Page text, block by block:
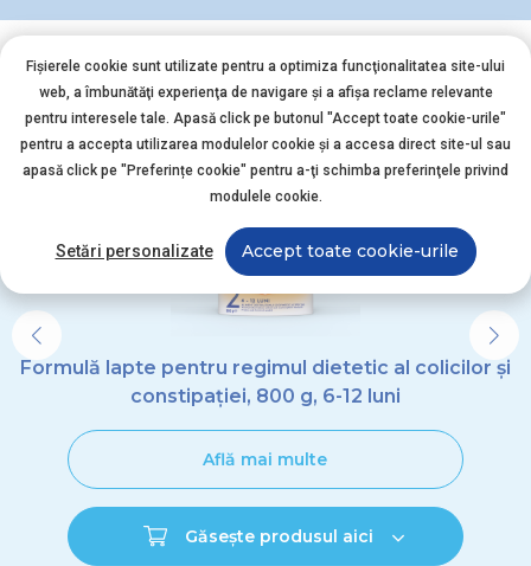
VEZI TOATE PRODUSELE APTAMIL
Formulă lapte pentru regimul dietetic al colicilor și
constipației, 800 g, 6-12 luni
Află mai multe
Găsește produsul aici
Fișierele cookie sunt utilizate pentru a optimiza funcţionalitatea site-ului
web, a îmbunătăţi experienţa de navigare şi a afişa reclame relevante
pentru interesele tale. Apasă click pe butonul "Accept toate cookie-urile"
pentru a accepta utilizarea modulelor cookie şi a accesa direct site-ul sau
apasă click pe "Preferințe cookie" pentru a-ţi schimba preferinţele privind
modulele cookie.
Setări personalizate Accept toate cookie-urile